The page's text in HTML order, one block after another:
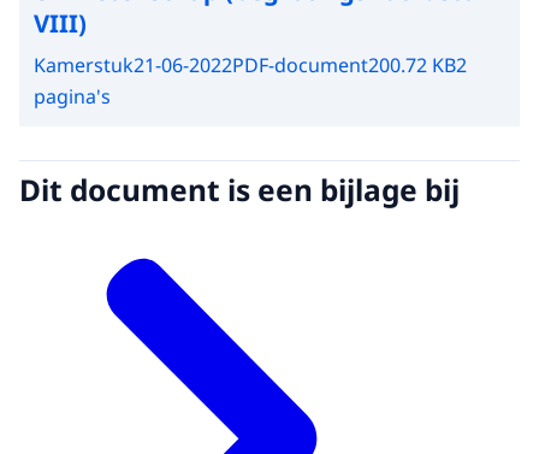
VIII)
Kamerstuk21-06-2022PDF-document200.72 KB2
pagina's
Dit document is een bijlage bij